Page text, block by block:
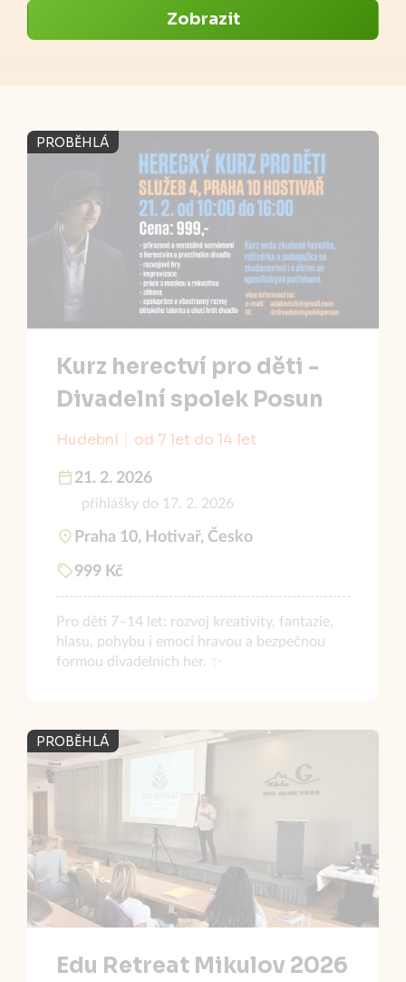
Zobrazit
PROBĚHLÁ
Kurz herectví pro děti -
Divadelní spolek Posun
Hudební od 7 let do 14 let
21. 2. 2026
přihlášky do 17. 2. 2026
Praha 10, Hotivař, Česko
999 Kč
Pro děti 7–14 let: rozvoj kreativity, fantazie,
hlasu, pohybu i emocí hravou a bezpečnou
formou divadelních her. ✨
PROBĚHLÁ
Edu Retreat Mikulov 2026